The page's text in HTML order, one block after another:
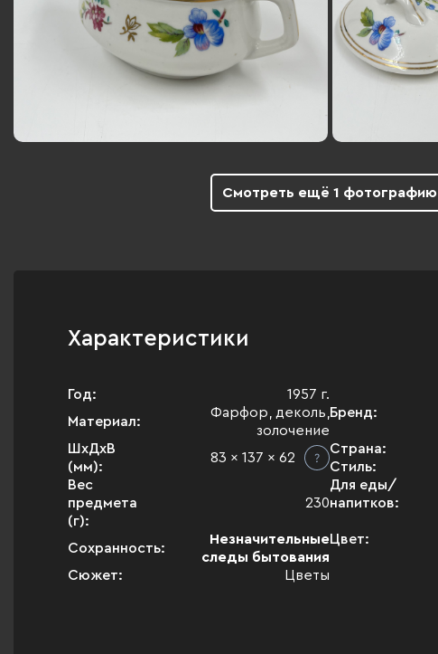
Смотреть ещё 1 фотографию
Характеристики
Год:
1957 г.
Материал:
Фарфор, деколь,
золочение
ШхДхВ
(мм):
83 x 137 x 62
Вес
предмета
(г):
230
Сохранность:
Незначительные
следы бытования
Сюжет:
Цветы
Бренд:
Страна:
Стиль:
Для еды/
напитков:
Цвет: